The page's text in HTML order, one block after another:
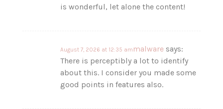
is wonderful, let alone the content!
malware says:
August 7, 2026 at 12:35 am
There is perceptibly a lot to identify
about this. I consider you made some
good points in features also.